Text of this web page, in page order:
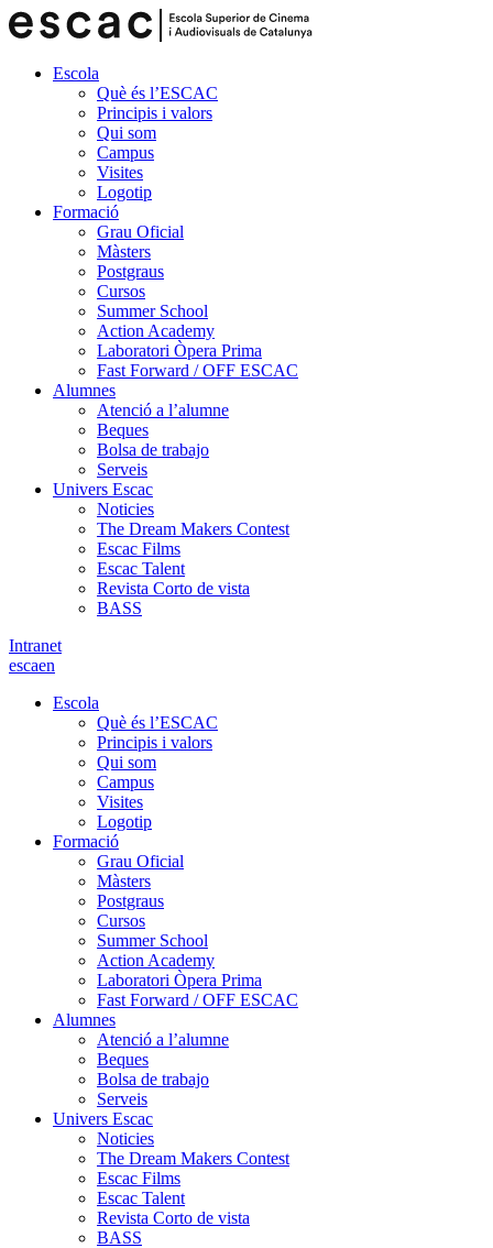
Escola
Què és l’ESCAC
Principis i valors
Qui som
Campus
Visites
Logotip
Formació
Grau Oficial
Màsters
Postgraus
Cursos
Summer School
Action Academy
Laboratori Òpera Prima
Fast Forward / OFF ESCAC
Alumnes
Atenció a l’alumne
Beques
Bolsa de trabajo
Serveis
Univers Escac
Noticies
The Dream Makers Contest
Escac Films
Escac Talent
Revista Corto de vista
BASS
Intranet
escaen
Escola
Què és l’ESCAC
Principis i valors
Qui som
Campus
Visites
Logotip
Formació
Grau Oficial
Màsters
Postgraus
Cursos
Summer School
Action Academy
Laboratori Òpera Prima
Fast Forward / OFF ESCAC
Alumnes
Atenció a l’alumne
Beques
Bolsa de trabajo
Serveis
Univers Escac
Noticies
The Dream Makers Contest
Escac Films
Escac Talent
Revista Corto de vista
BASS